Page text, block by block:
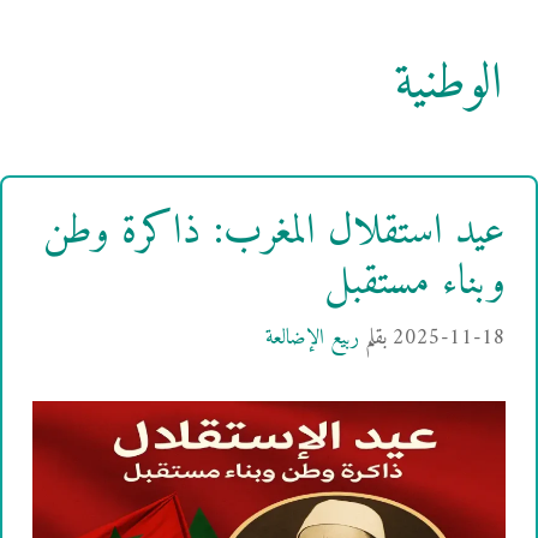
الوطنية
عيد استقلال المغرب: ذاكرة وطن
وبناء مستقبل
2025-11-18بقلم ربيع الإضالعة